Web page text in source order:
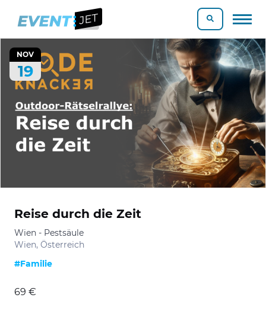
NOV
19
Reise durch die Zeit
Wien - Pestsäule
Wien, Österreich
#Familie
69 €